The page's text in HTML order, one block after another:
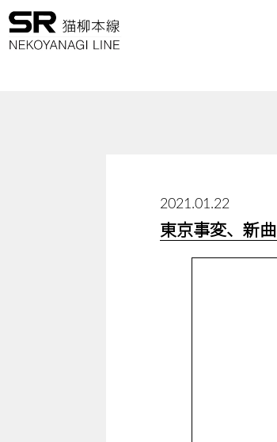
2021.01.22
東京事変、新